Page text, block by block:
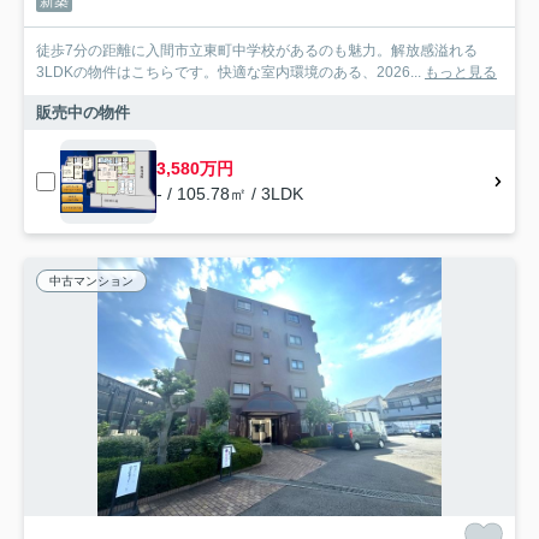
徒歩7分の距離に入間市立東町中学校があるのも魅力。解放感溢れる
3LDKの物件はこちらです。快適な室内環境のある、2026... もっと見る
販売中の物件
3,580万円
- / 105.78㎡ / 3LDK
中古マンション